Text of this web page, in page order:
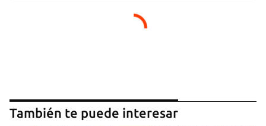
También te puede interesar